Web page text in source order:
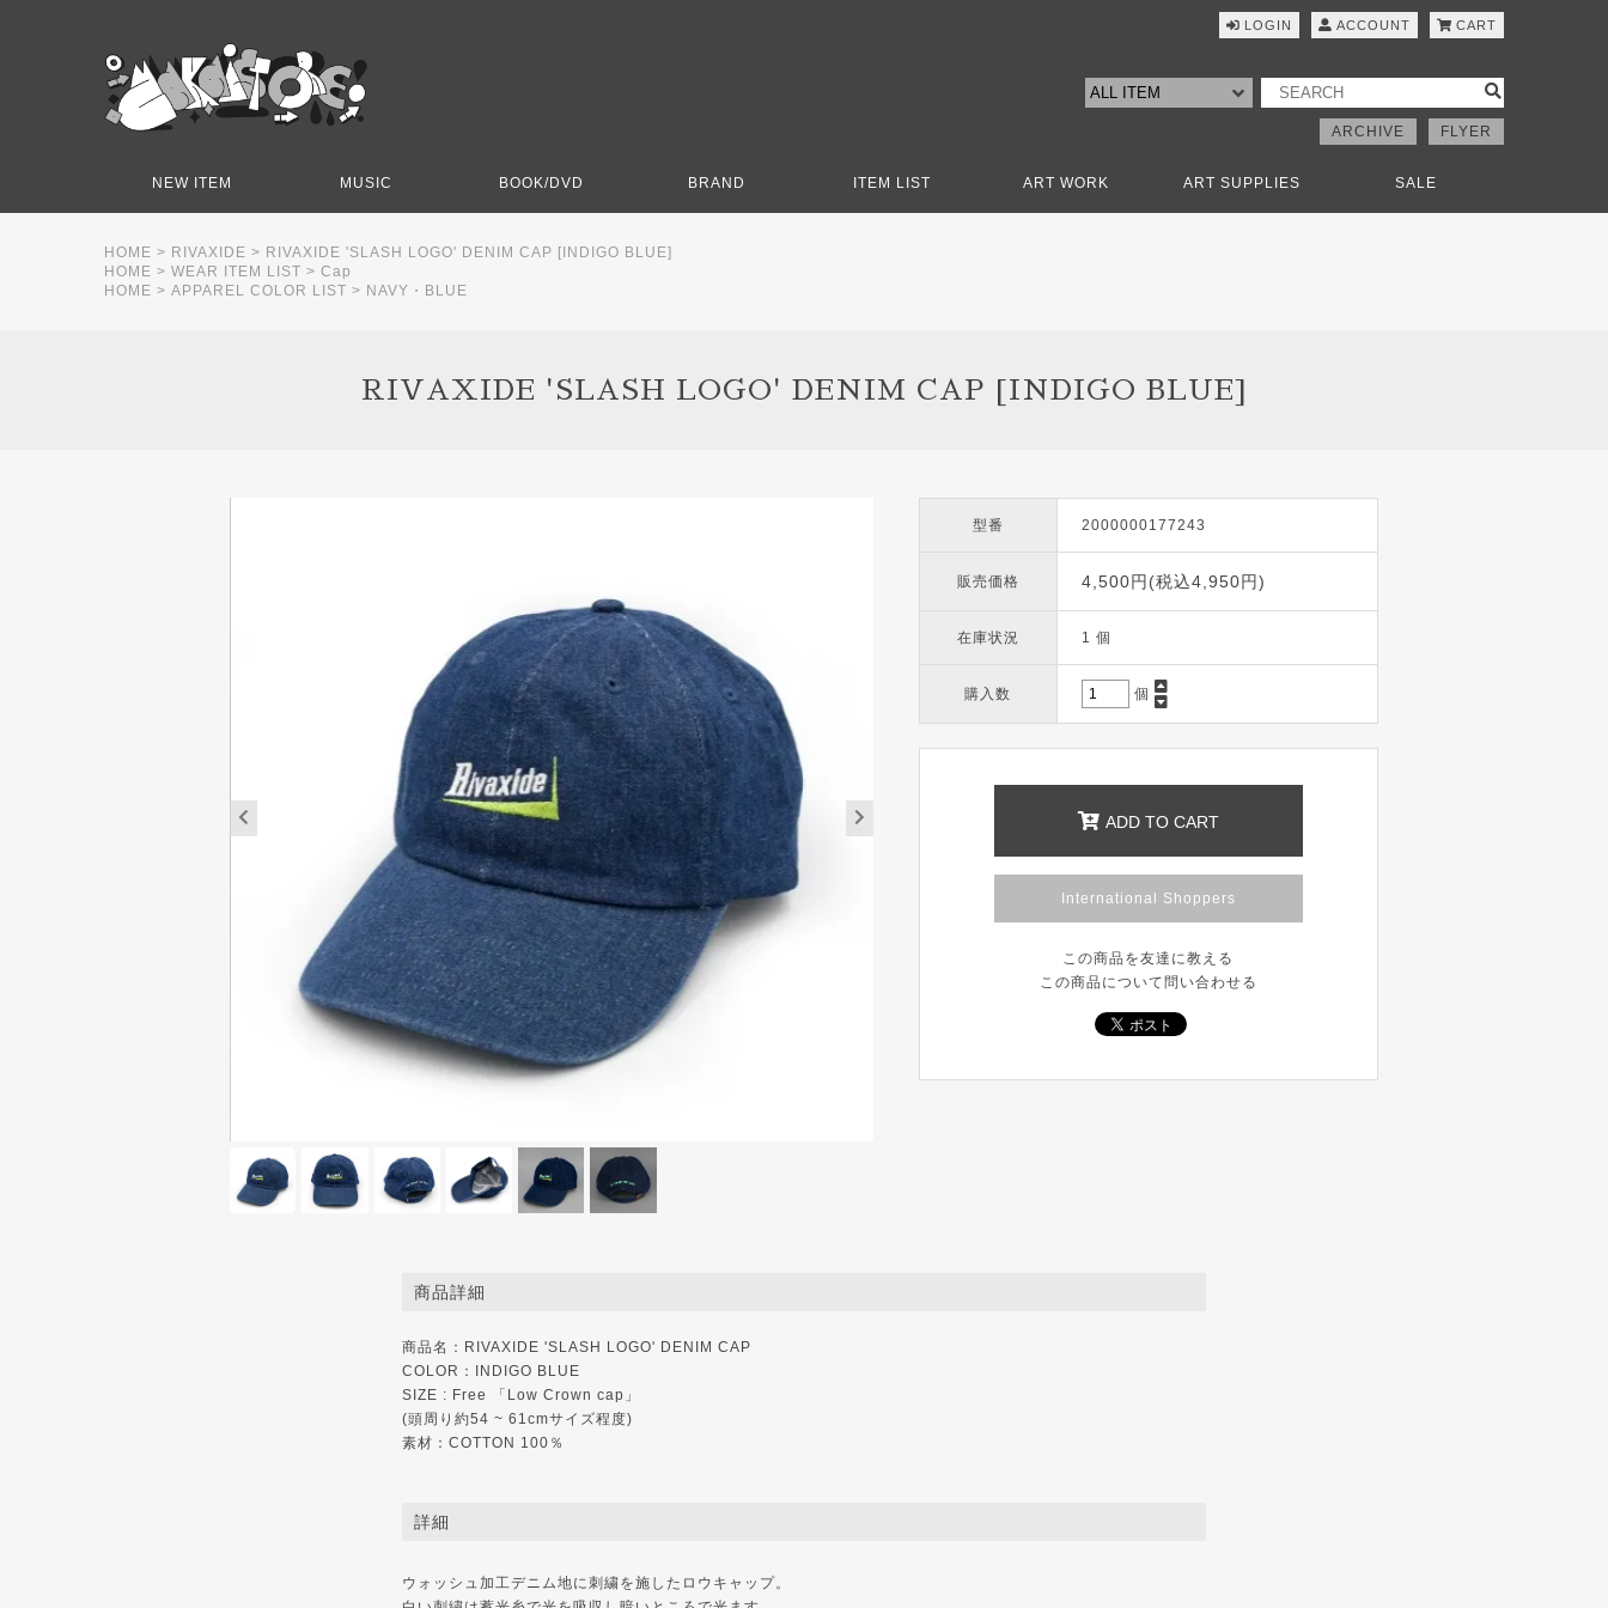
LOGIN ACCOUNT CART
ARCHIVE FLYER
NEW ITEM MUSIC BOOK/DVD BRAND ITEM LIST ART WORK ART SUPPLIES SALE
HOME > RIVAXIDE > RIVAXIDE 'SLASH LOGO' DENIM CAP [INDIGO BLUE]
HOME > WEAR ITEM LIST > Cap
HOME > APPAREL COLOR LIST > NAVY・BLUE
RIVAXIDE 'SLASH LOGO' DENIM CAP [INDIGO BLUE]
商品詳細
商品名：RIVAXIDE 'SLASH LOGO' DENIM CAP
COLOR：INDIGO BLUE
SIZE : Free 「Low Crown cap」
(頭周り約54 ~ 61cmサイズ程度)
素材：COTTON 100％
詳細
ウォッシュ加工デニム地に刺繍を施したロウキャップ。
型番 2000000177243
販売価格 4,500円(税込4,950円)
在庫状況 1 個
購入数 個
ADD TO CART
International Shoppers
この商品を友達に教える
この商品について問い合わせる